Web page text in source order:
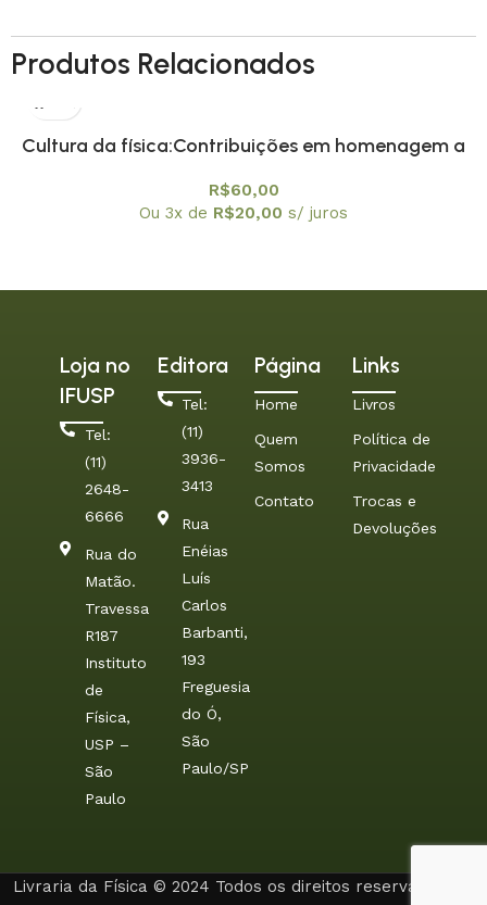
Produtos Relacionados
Cultura da física:Contribuições em homenagem a
R$60,00
Ou 3x de R$20,00 s/ juros
Loja no
IFUSP
Tel:
(11)
2648-
6666
Rua do
Matão.
Travessa
R187
Instituto
de
Física,
USP –
São
Paulo
Editora
Tel:
(11)
3936-
3413
Rua
Enéias
Luís
Carlos
Barbanti,
193
Freguesia
do Ó,
São
Paulo/SP
Página
Home
Quem
Somos
Contato
Links
Livros
Política de
Privacidade
Trocas e
Devoluções
Livraria da Física © 2024 Todos os direitos reservados. By